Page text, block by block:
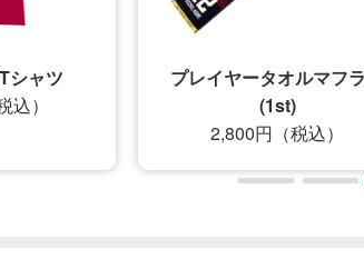
ツ
プレイヤータオルマフラー
(1st)
2,800円（税込）